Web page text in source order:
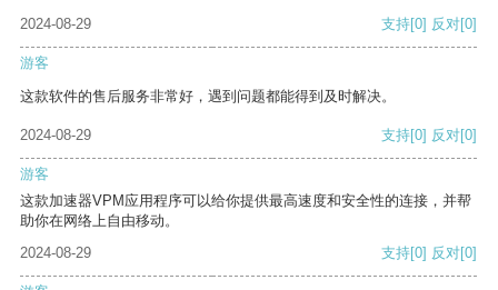
2024-08-29
支持[0] 反对[0]
游客
这款软件的售后服务非常好，遇到问题都能得到及时解决。
2024-08-29 支持[0] 反对[0]
游客
这款加速器VPM应用程序可以给你提供最高速度和安全性的连接，并帮
助你在网络上自由移动。
2024-08-29
支持[0] 反对[0]